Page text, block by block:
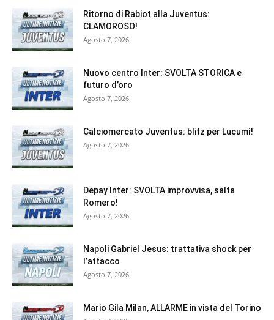
Ritorno di Rabiot alla Juventus:
CLAMOROSO!
Agosto 7, 2026
Nuovo centro Inter: SVOLTA STORICA e
futuro d’oro
Agosto 7, 2026
Calciomercato Juventus: blitz per Lucumí!
Agosto 7, 2026
Depay Inter: SVOLTA improvvisa, salta
Romero!
Agosto 7, 2026
Napoli Gabriel Jesus: trattativa shock per
l’attacco
Agosto 7, 2026
Mario Gila Milan, ALLARME in vista del Torino